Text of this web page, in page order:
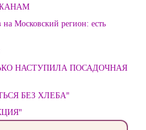
Московский регион: есть
НАСТУПИЛА ПОСАДОЧНАЯ
БЕЗ ХЛЕБА"